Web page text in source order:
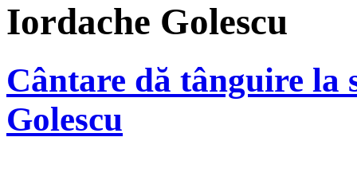
Iordache Golescu
Cântare dă tânguire
Golescu